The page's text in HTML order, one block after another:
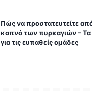
Πώς να προστατευτείτε
καπνό των πυρκαγιών – Τα
για τις ευπαθείς ομάδες